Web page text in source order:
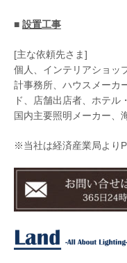
■ 設置工事
[主な依頼先さま]
個人、インテリアショッ
計事務所、ハウスメーカ
ド、店舗出店者、ホテル
国内主要照明メーカー、
※当社は経済産業局より